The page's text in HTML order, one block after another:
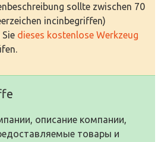
sollte zwischen 70
incinbegriffen)
dieses kostenlose Werkzeug
описание компании,
товары и